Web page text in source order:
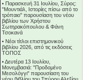
• Παρασκευή 31 Ιουλίου, Σύρος:
"Μουντιάλ, Ιστορίες πίσω από το
τρόπαιο" παρουσίαση του νέου
βιβλίου των Χρήστου
Σωτηρακόπουλου & Φάνη
Τσοκανά
• Νέοι τίτλοι επιστημονικού
βιβλίου 2026, από τις εκδόσεις
ΤΟΠΟΣ
•Δευτέρα 13 Ιουλίου,
Μονεμβασιά: "Προδομένο
Μεσολόγγι" παρουσίαση του